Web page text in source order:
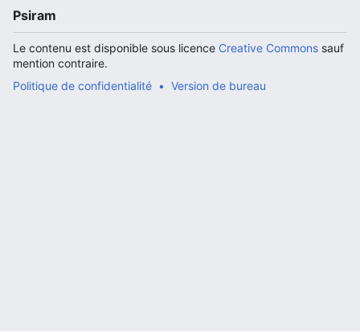
Psiram
Le contenu est disponible sous licence Creative Commons sauf
mention contraire.
Politique de confidentialité
Version de bureau